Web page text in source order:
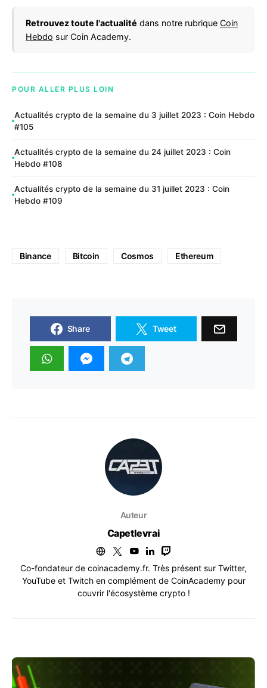
Retrouvez toute l'actualité dans notre rubrique Coin
Hebdo sur Coin Academy.
POUR ALLER PLUS LOIN
Actualités crypto de la semaine du 3 juillet 2023 : Coin Hebdo
#105
Actualités crypto de la semaine du 24 juillet 2023 : Coin
Hebdo #108
Actualités crypto de la semaine du 31 juillet 2023 : Coin
Hebdo #109
Binance Bitcoin Cosmos Ethereum
Share Tweet
Auteur
Capetlevrai
Co-fondateur de coinacademy.fr. Très présent sur Twitter,
YouTube et Twitch en complément de CoinAcademy pour
couvrir l'écosystème crypto !